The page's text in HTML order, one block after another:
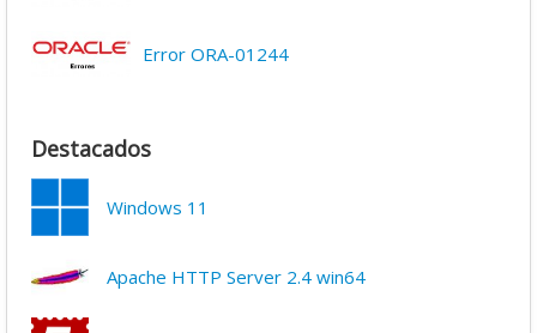
Error ORA-01244
Destacados
Windows 11
Apache HTTP Server 2.4 win64